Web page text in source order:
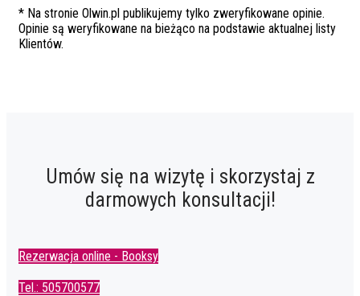
* Na stronie Olwin.pl publikujemy tylko zweryfikowane opinie.
Opinie są weryfikowane na bieżąco na podstawie aktualnej listy
Klientów.
Umów się na wizytę i skorzystaj z
darmowych konsultacji!
Rezerwacja online - Booksy
Tel.: 505700577